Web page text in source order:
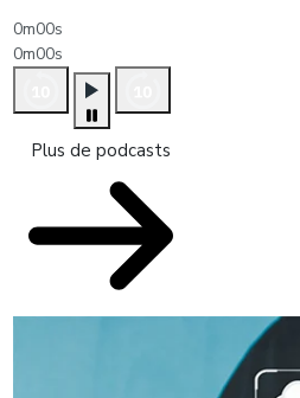
0m00s
0m00s
Plus de podcasts